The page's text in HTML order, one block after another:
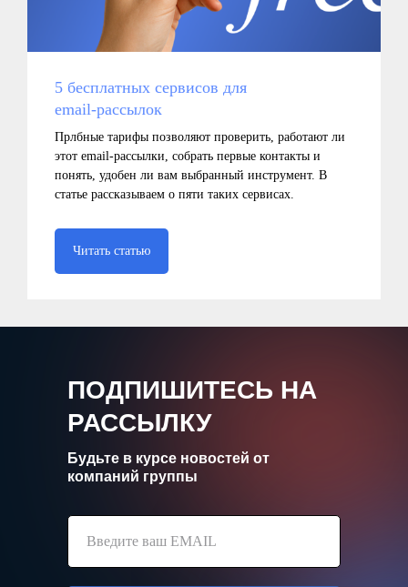
5 бесплатных сервисов для
email‑рассылок
Прлбные тарифы позволяют проверить, работают ли
этот email-рассылки, собрать первые контакты и
понять, удобен ли вам выбранный инструмент. В
статье рассказываем о пяти таких сервисах.
Читать статью
ПОДПИШИТЕСЬ НА
РАССЫЛКУ
Будьте в курсе новостей от
компаний группы